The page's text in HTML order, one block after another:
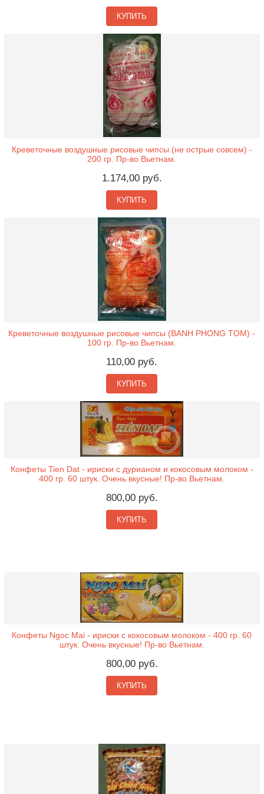
КУПИТЬ
Креветочные воздушные рисовые чипсы (не острые совсем) -
200 гр. Пр-во Вьетнам.
1.174,00 руб.
КУПИТЬ
Креветочные воздушные рисовые чипсы (BANH PHONG TOM) -
100 гр. Пр-во Вьетнам.
110,00 руб.
КУПИТЬ
Конфеты Tien Dat - ириски с дурианом и кокосовым молоком -
400 гр. 60 штук. Очень вкусные! Пр-во Вьетнам.
800,00 руб.
КУПИТЬ
Конфеты Ngoc Mai - ириски с кокосовым молоком - 400 гр. 60
штук. Очень вкусные! Пр-во Вьетнам.
800,00 руб.
КУПИТЬ